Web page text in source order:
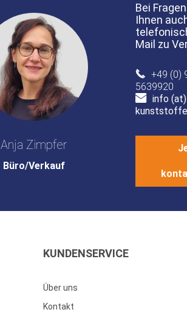
Anja Zimpfer
Büro/Verkauf
Bei
Ihnen
Mail zu
+49 (0)
5639920
info
KUNDENSERVICE
Über uns
Kontakt